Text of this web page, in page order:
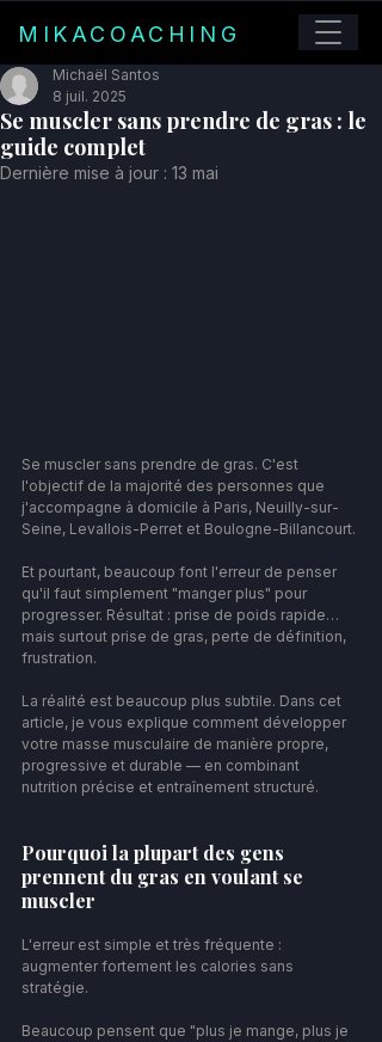
MIKACOACHING
Se muscler sans prendre de gras : le
guide complet
Michaël Santos
8 juil. 2025
Dernière mise à jour : 13 mai
Se muscler sans prendre de gras. C'est
l'objectif de la majorité des personnes que
j'accompagne à domicile à Paris, Neuilly-sur-
Seine, Levallois-Perret et Boulogne-Billancourt.
Et pourtant, beaucoup font l'erreur de penser
qu'il faut simplement "manger plus" pour
progresser. Résultat : prise de poids rapide…
mais surtout prise de gras, perte de définition,
frustration.
La réalité est beaucoup plus subtile. Dans cet
article, je vous explique comment développer
votre masse musculaire de manière propre,
progressive et durable — en combinant
nutrition précise et entraînement structuré.
Pourquoi la plupart des gens
prennent du gras en voulant se
muscler
L'erreur est simple et très fréquente :
augmenter fortement les calories sans
stratégie.
Beaucoup pensent que "plus je mange, plus je